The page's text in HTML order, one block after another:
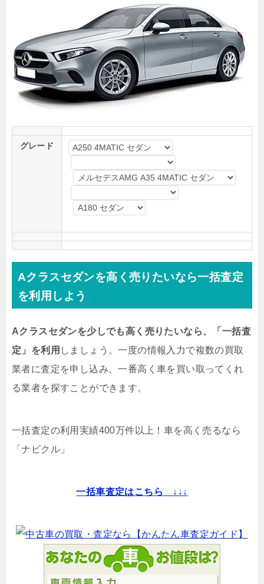
グレード
Aクラスセダンを高く売りたいなら一括査定
を利用しよう
Aクラスセダンを少しでも高く売りたいなら、「一括査
定」を利用 しましょう。一度の情報入力で複数の買取
業者に査定を申し込み、一番高く車を買い取ってくれ
る業者を探すことができます。
一括査定の利用実績400万件以上！ 車を高く売るなら
「ナビクル」
一括車査定はこちら ↓↓↓